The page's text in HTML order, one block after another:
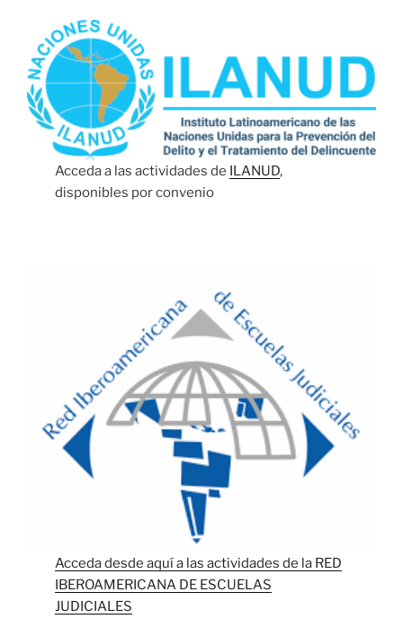
Acceda a las actividades de ILANUD,
disponibles por convenio
Acceda desde aquí a las actividades de la RED
IBEROAMERICANA DE ESCUELAS
JUDICIALES